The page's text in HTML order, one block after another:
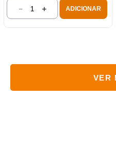
＋
－ ADICIONAR